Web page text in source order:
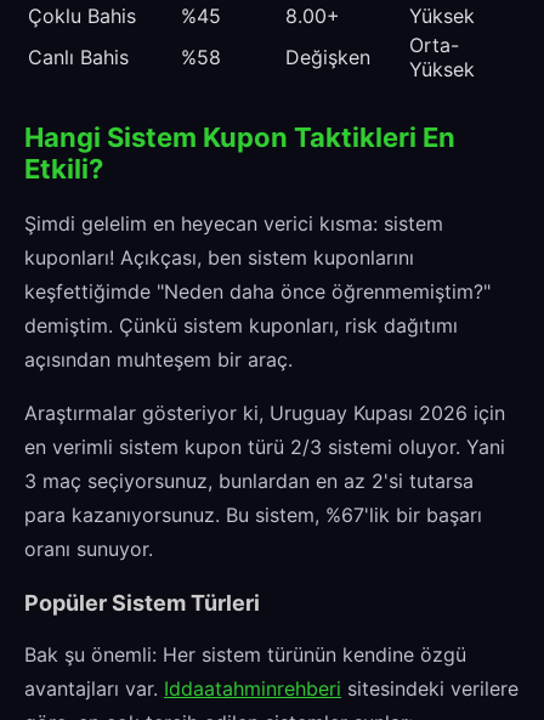
Çoklu Bahis
%45 8.00+
Yüksek
Canlı Bahis
%58 Değişken
Orta-
Yüksek
Hangi Sistem Kupon Taktikleri En
Etkili?
Şimdi gelelim en heyecan verici kısma: sistem
kuponları! Açıkçası, ben sistem kuponlarını
keşfettiğimde "Neden daha önce öğrenmemiştim?"
demiştim. Çünkü sistem kuponları, risk dağıtımı
açısından muhteşem bir araç.
Araştırmalar gösteriyor ki, Uruguay Kupası 2026 için
en verimli sistem kupon türü 2/3 sistemi oluyor. Yani
3 maç seçiyorsunuz, bunlardan en az 2'si tutarsa
para kazanıyorsunuz. Bu sistem, %67'lik bir başarı
oranı sunuyor.
Popüler Sistem Türleri
Bak şu önemli: Her sistem türünün kendine özgü
avantajları var. Iddaatahminrehberi sitesindeki verilere